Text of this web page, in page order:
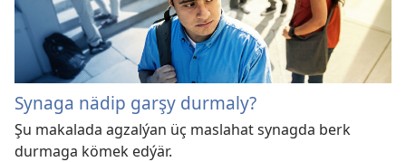
Synaga nädip garşy durmaly?
Şu makalada agzalýan üç maslahat synagda berk
durmaga kömek edýär.